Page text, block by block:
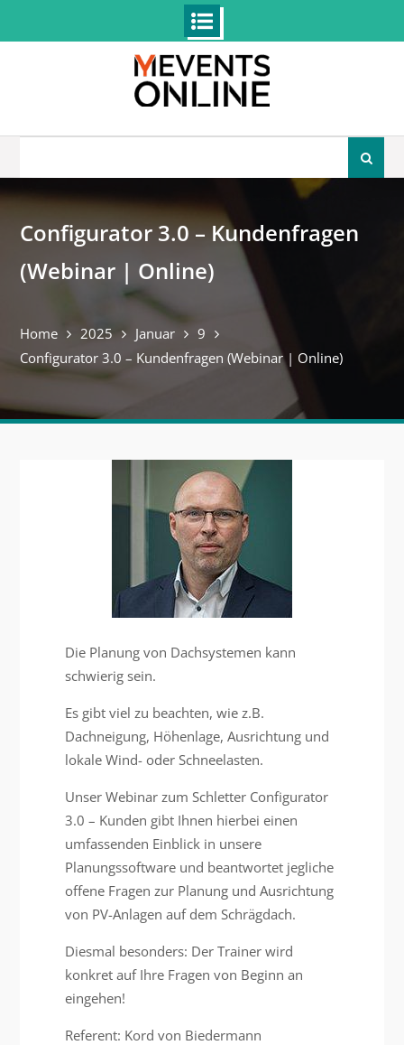
Configurator 3.0 – Kundenfragen
(Webinar | Online)
Home 2025 Januar
9
Configurator 3.0 – Kundenfragen (Webinar | Online)
Die Planung von Dachsystemen kann
schwierig sein.
Es gibt viel zu beachten, wie z.B.
Dachneigung, Höhenlage, Ausrichtung und
lokale Wind- oder Schneelasten.
Unser Webinar zum Schletter Configurator
3.0 – Kunden gibt Ihnen hierbei einen
umfassenden Einblick in unsere
Planungssoftware und beantwortet jegliche
offene Fragen zur Planung und Ausrichtung
von PV-Anlagen auf dem Schrägdach.
Diesmal besonders: Der Trainer wird
konkret auf Ihre Fragen von Beginn an
eingehen!
Referent: Kord von Biedermann